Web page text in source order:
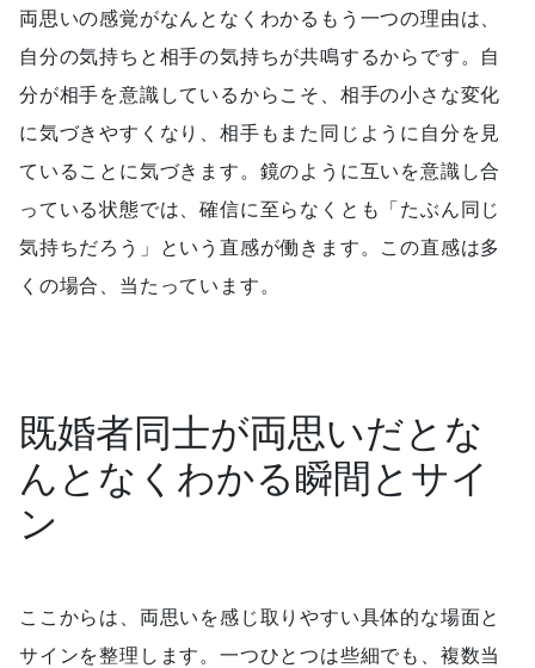
両思いの感覚がなんとなくわかるもう一つの理由は、
自分の気持ちと相手の気持ちが共鳴するからです。自
分が相手を意識しているからこそ、相手の小さな変化
に気づきやすくなり、相手もまた同じように自分を見
ていることに気づきます。鏡のように互いを意識し合
っている状態では、確信に至らなくとも「たぶん同じ
気持ちだろう」という直感が働きます。この直感は多
くの場合、当たっています。
既婚者同士が両思いだとな
んとなくわかる瞬間とサイ
ン
ここからは、両思いを感じ取りやすい具体的な場面と
サインを整理します。一つひとつは些細でも、複数当